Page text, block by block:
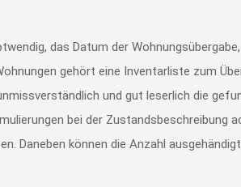
das Datum der
gehört eine Inventarliste zum
und gut leserlich die
bei der
Daneben können die Anzahl